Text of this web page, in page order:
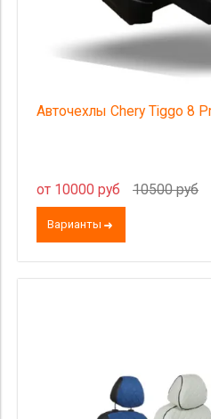
Авточехлы Chery Tiggo 8
от 10000 руб 10500 руб
Варианты